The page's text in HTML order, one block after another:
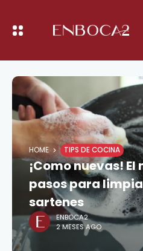
HOME TIPS DE COCINA
¡Como nuevas!
pasos para
sartenes
ENBOCA2
2 MESES AGO